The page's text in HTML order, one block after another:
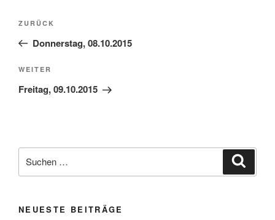
Beitragsnavigation
Vorheriger
Beitrag
ZURÜCK
Donnerstag, 08.10.2015
Nächster
Beitrag
WEITER
Freitag, 09.10.2015
nach:
NEUESTE BEITRÄGE